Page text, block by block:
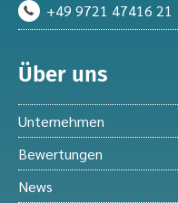
+49 9721 47416 21
Über uns
Unternehmen
Bewertungen
News